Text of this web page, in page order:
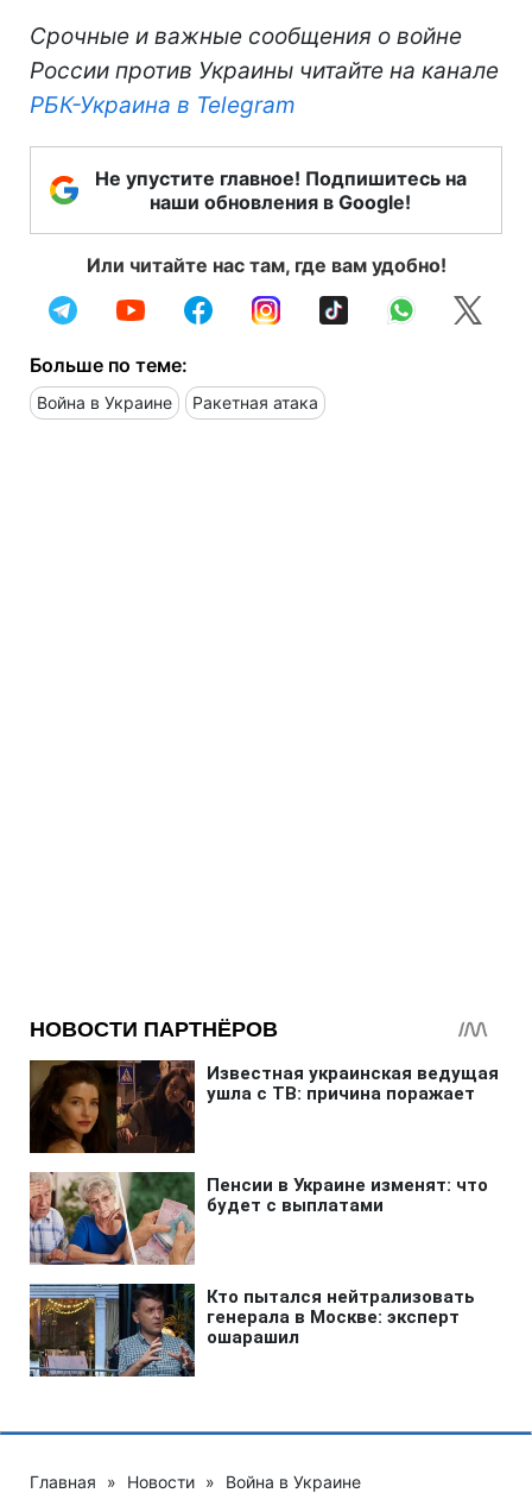
Срочные и важные сообщения о войне
России против Украины читайте на канале
РБК-Украина в Telegram
Не упустите главное! Подпишитесь на
наши обновления в Google!
Или читайте нас там, где вам удобно!
Больше по теме:
Война в Украине Ракетная атака
Главная » Новости » Война в Украине